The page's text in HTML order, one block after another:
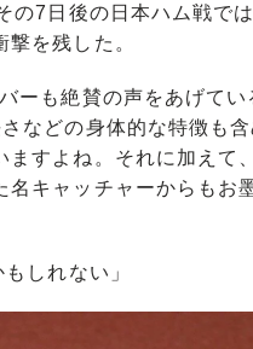
の7日後の日本ハム戦で
を残した。
も絶賛の声をあげてい
などの身体的な特徴も
すよね。それに加えて
キャッチャーからもお
しれない」